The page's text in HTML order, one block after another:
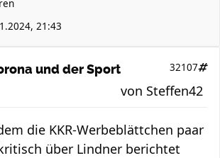
21:43
und der Sport 32107
von Steffen42
die KKR-Werbeblättchen paar
über Lindner berichtet